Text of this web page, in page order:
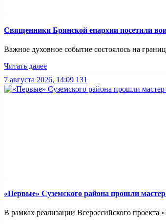
Священники Брянской епархии посетили
Важное духовное событие состоялось на
Читать далее
7 августа 2026, 14:09 131
«Первые» Суземского района прошли
В рамках реализации Всероссийского проекта